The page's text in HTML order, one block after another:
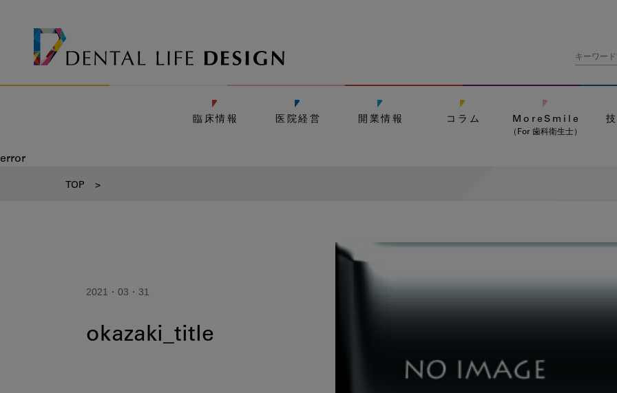
臨床情報 医院経営 開業情報 コラム MoreSmile
（For 歯科衛生士）
error
TOP >
2021・03・31
okazaki_title